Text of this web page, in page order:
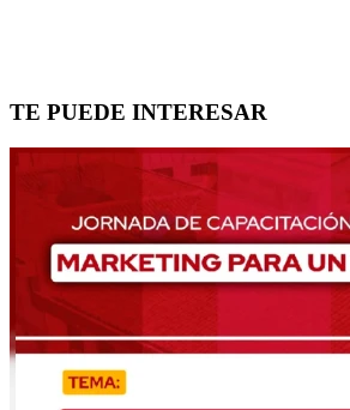
TE PUEDE INTERESAR